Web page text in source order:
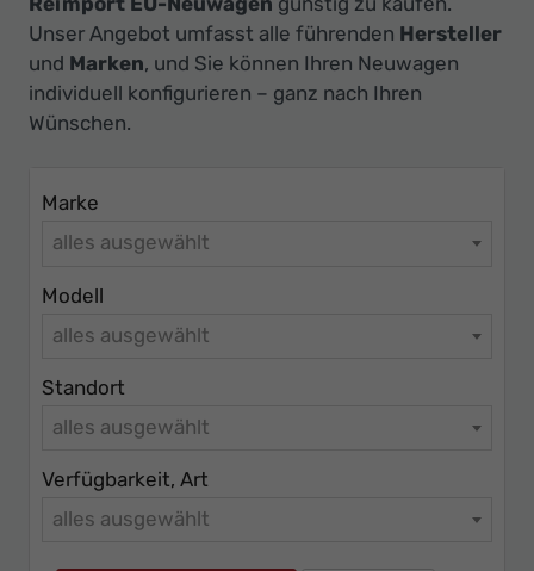
-
Ihr
Innovatives
Autohaus
Unser Angebot umfasst alle führenden Hersteller
und Marken, und Sie können Ihren Neuwagen
individuell konfigurieren – ganz nach Ihren
Wünschen.
Marke
alles ausgewählt
Modell
alles ausgewählt
Standort
alles ausgewählt
Verfügbarkeit, Art
alles ausgewählt